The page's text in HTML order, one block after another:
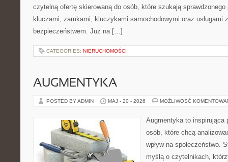
czytelną ofertę skierowaną do osób, które szukają
kluczami, zamkami, kluczykami samochodowymi oraz usługami
bezpieczeństwem. Już na […]
CATEGORIES: NIERUCHOMOŚCI
AUGMENTYKA
POSTED BY ADMIN MAJ - 20 - 2026 MOŻLIWOŚĆ
Augmentyka to inspirująca
osób, które chcą
wpływ na społeczeństwo.
myślą o czytelnikach,